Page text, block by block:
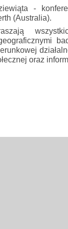
-
(Australia).
oraz